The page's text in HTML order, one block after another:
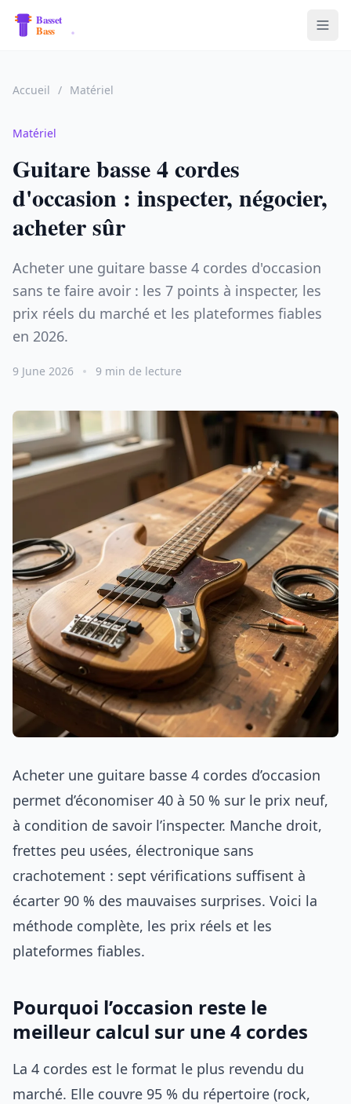
Accueil / Matériel
Matériel
Guitare basse 4 cordes
d'occasion : inspecter, négocier,
acheter sûr
Acheter une guitare basse 4 cordes d'occasion
sans te faire avoir : les 7 points à inspecter, les
prix réels du marché et les plateformes fiables
en 2026.
9 June 2026 9 min de lecture
Acheter une guitare basse 4 cordes d’occasion
permet d’économiser 40 à 50 % sur le prix neuf,
à condition de savoir l’inspecter. Manche droit,
frettes peu usées, électronique sans
crachotement : sept vérifications suffisent à
écarter 90 % des mauvaises surprises. Voici la
méthode complète, les prix réels et les
plateformes fiables.
Pourquoi l’occasion reste le
meilleur calcul sur une 4 cordes
La 4 cordes est le format le plus revendu du
marché. Elle couvre 95 % du répertoire (rock,